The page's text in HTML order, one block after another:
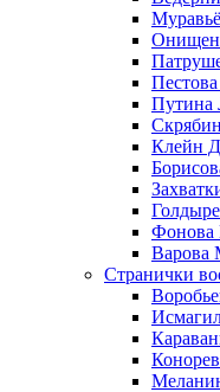
Путина
Клейн
Фонова
Варова
Странички